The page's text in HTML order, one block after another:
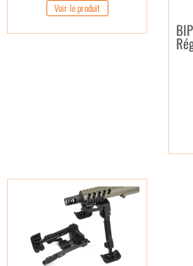
Voir le produit